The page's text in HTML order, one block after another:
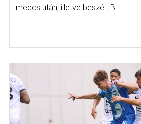
meccs után, illetve beszélt B...